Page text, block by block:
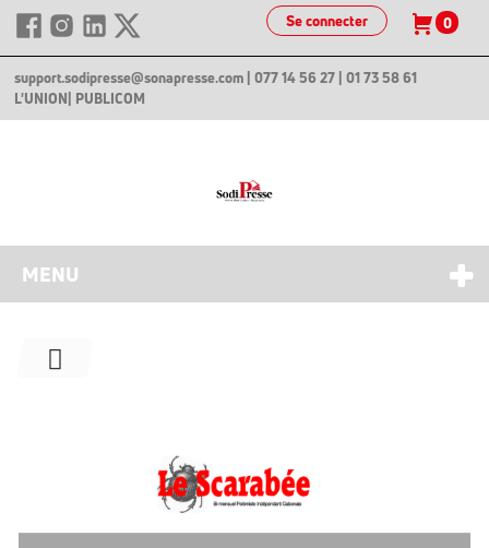
Se connecter 0
support.sodipresse@sonapresse.com | 077 14 56 27 | 01 73 58 61
L'UNION | PUBLICOM
MENU